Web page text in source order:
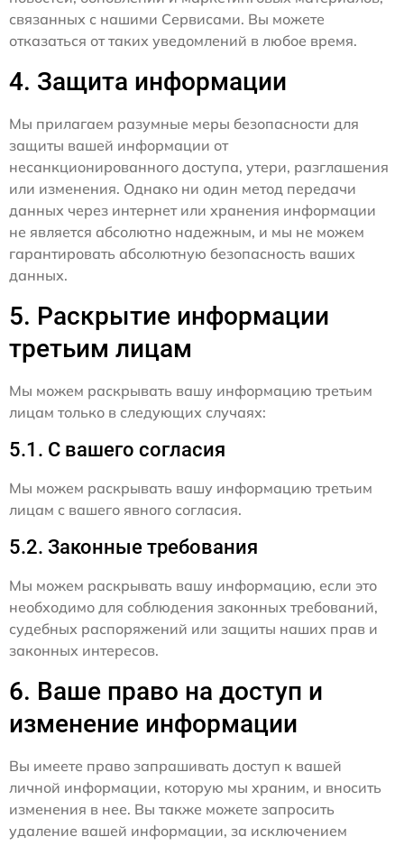
связанных с нашими Сервисами. Вы можете
отказаться от таких уведомлений в любое время.
4. Защита информации
Мы прилагаем разумные меры безопасности для
защиты вашей информации от
несанкционированного доступа, утери, разглашения
или изменения. Однако ни один метод передачи
данных через интернет или хранения информации
не является абсолютно надежным, и мы не можем
гарантировать абсолютную безопасность ваших
данных.
5. Раскрытие информации
третьим лицам
Мы можем раскрывать вашу информацию третьим
лицам только в следующих случаях:
5.1. С вашего согласия
Мы можем раскрывать вашу информацию третьим
лицам с вашего явного согласия.
5.2. Законные требования
Мы можем раскрывать вашу информацию, если это
необходимо для соблюдения законных требований,
судебных распоряжений или защиты наших прав и
законных интересов.
6. Ваше право на доступ и
изменение информации
Вы имеете право запрашивать доступ к вашей
личной информации, которую мы храним, и вносить
изменения в нее. Вы также можете запросить
удаление вашей информации, за исключением